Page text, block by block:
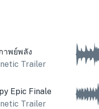
าพย์พลัง
Trailer
Epic Finale
Trailer